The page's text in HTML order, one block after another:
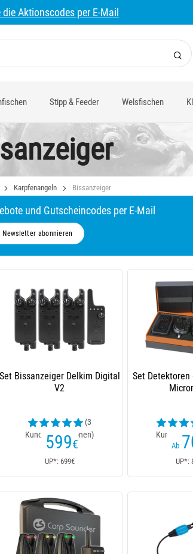
Aktionscodes per E-Mail
Stipp & Feeder Welsfischen
Karpfenangeln Bissanzeiger
und Gutscheincodes per E-Mail
Newsletter abonnieren
Set Bissanzeiger Delkim Digital
V2
(3
Kundenrezensionen)
599€
UP*: 699€
Set
Ab
UP*: